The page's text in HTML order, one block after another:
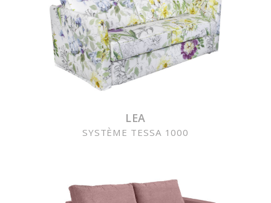
LEA
SYSTÈME TESSA 1000